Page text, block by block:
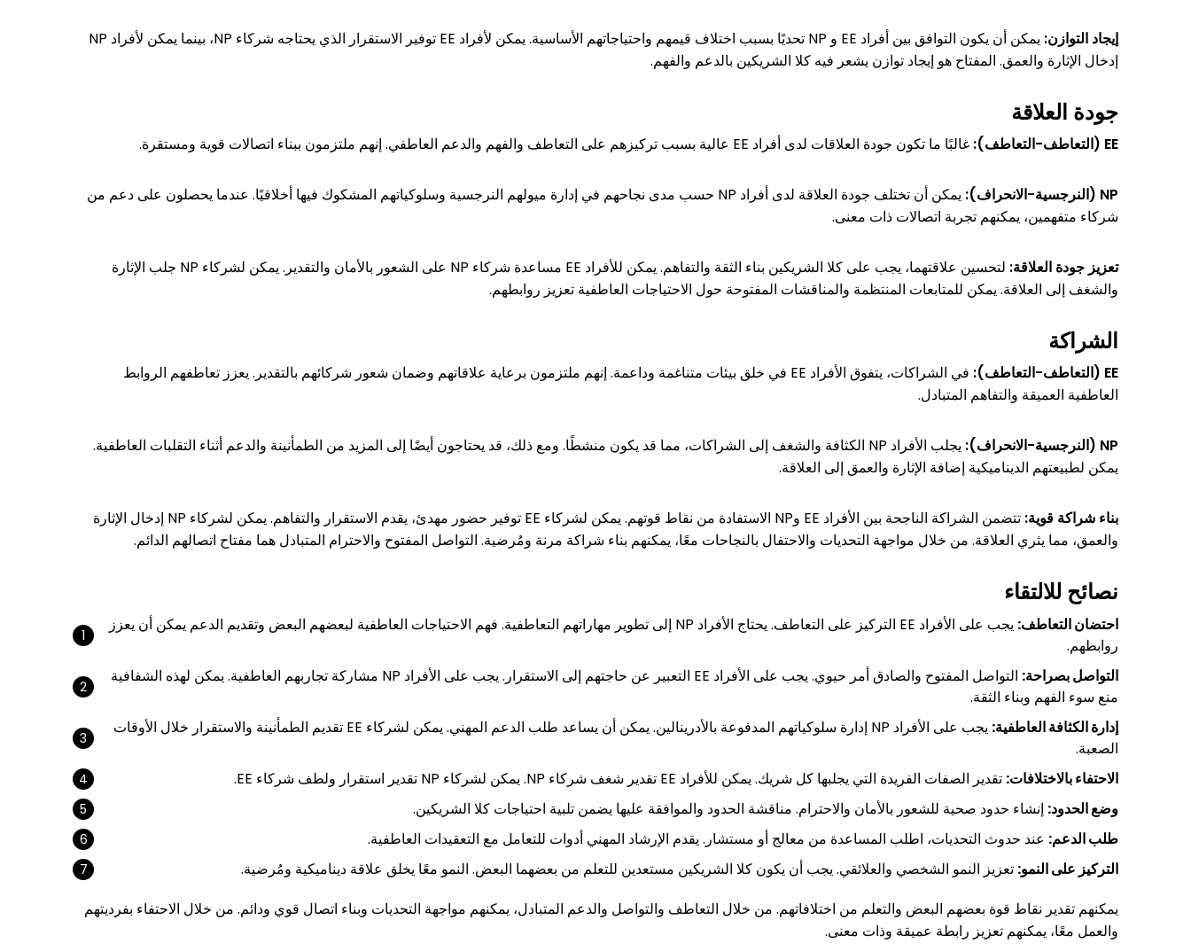
إيجاد التوازن:
يمكن أن يكون التوافق بين أفراد EE و NP تحديًا بسبب اختلاف قيمهم واحتياجاتهم الأساسية. يمكن لأفراد EE توفير الاستقرار الذي يحتاجه شركاء NP، بينما يمكن لأفراد NP
إدخال الإثارة والعمق. المفتاح هو إيجاد توازن يشعر فيه كلا الشريكين بالدعم والفهم.
جودة العلاقة
EE (التعاطف-التعاطف): غالبًا ما تكون جودة العلاقات لدى أفراد EE عالية بسبب تركيزهم على التعاطف والفهم والدعم العاطفي. إنهم ملتزمون ببناء اتصالات قوية ومستقرة.
NP (النرجسية-الانحراف):
يمكن أن تختلف جودة العلاقة لدى أفراد NP حسب مدى نجاحهم في إدارة ميولهم النرجسية وسلوكياتهم المشكوك فيها أخلاقيًا. عندما يحصلون على دعم من
شركاء متفهمين، يمكنهم تجربة اتصالات ذات معنى.
تعزيز جودة العلاقة:
لتحسين علاقتهما، يجب على كلا الشريكين بناء الثقة والتفاهم. يمكن للأفراد EE مساعدة شركاء NP على الشعور بالأمان والتقدير. يمكن لشركاء NP جلب الإثارة
والشغف إلى العلاقة. يمكن للمتابعات المنتظمة والمناقشات المفتوحة حول الاحتياجات العاطفية تعزيز روابطهم.
الشراكة
EE (التعاطف-التعاطف):
في الشراكات، يتفوق الأفراد EE في خلق بيئات متناغمة وداعمة. إنهم ملتزمون برعاية علاقاتهم وضمان شعور شركائهم بالتقدير. يعزز تعاطفهم الروابط
العاطفية العميقة والتفاهم المتبادل.
NP (النرجسية-الانحراف):
يجلب الأفراد NP الكثافة والشغف إلى الشراكات، مما قد يكون منشطًا. ومع ذلك، قد يحتاجون أيضًا إلى المزيد من الطمأنينة والدعم أثناء التقلبات العاطفية.
يمكن لطبيعتهم الديناميكية إضافة الإثارة والعمق إلى العلاقة.
بناء شراكة قوية:
تتضمن الشراكة الناجحة بين الأفراد EE وNP الاستفادة من نقاط قوتهم. يمكن لشركاء EE توفير حضور مهدئ، يقدم الاستقرار والتفاهم. يمكن لشركاء NP إدخال الإثارة
والعمق، مما يثري العلاقة. من خلال مواجهة التحديات والاحتفال بالنجاحات معًا، يمكنهم بناء شراكة مرنة ومُرضية. التواصل المفتوح والاحترام المتبادل هما مفتاح اتصالهم الدائم.
نصائح للالتقاء
احتضان التعاطف:
يجب على الأفراد EE التركيز على التعاطف. يحتاج الأفراد NP إلى تطوير مهاراتهم التعاطفية. فهم الاحتياجات العاطفية لبعضهم البعض وتقديم الدعم يمكن أن يعزز
روابطهم.
التواصل بصراحة:
التواصل المفتوح والصادق أمر حيوي. يجب على الأفراد EE التعبير عن حاجتهم إلى الاستقرار. يجب على الأفراد NP مشاركة تجاربهم العاطفية. يمكن لهذه الشفافية
منع سوء الفهم وبناء الثقة.
إدارة الكثافة العاطفية:
يجب على الأفراد NP إدارة سلوكياتهم المدفوعة بالأدرينالين. يمكن أن يساعد طلب الدعم المهني. يمكن لشركاء EE تقديم الطمأنينة والاستقرار خلال الأوقات
الصعبة.
الاحتفاء بالاختلافات: تقدير الصفات الفريدة التي يجلبها كل شريك. يمكن للأفراد EE تقدير شغف شركاء NP. يمكن لشركاء NP تقدير استقرار ولطف شركاء EE.
وضع الحدود: إنشاء حدود صحية للشعور بالأمان والاحترام. مناقشة الحدود والموافقة عليها يضمن تلبية احتياجات كلا الشريكين.
طلب الدعم: عند حدوث التحديات، اطلب المساعدة من معالج أو مستشار. يقدم الإرشاد المهني أدوات للتعامل مع التعقيدات العاطفية.
التركيز على النمو: تعزيز النمو الشخصي والعلائقي. يجب أن يكون كلا الشريكين مستعدين للتعلم من بعضهما البعض. النمو معًا يخلق علاقة ديناميكية ومُرضية.
يمكنهم تقدير نقاط قوة بعضهم البعض والتعلم من اختلافاتهم. من خلال التعاطف والتواصل والدعم المتبادل، يمكنهم مواجهة التحديات وبناء اتصال قوي ودائم. من خلال الاحتفاء بفرديتهم
والعمل معًا، يمكنهم تعزيز رابطة عميقة وذات معنى.